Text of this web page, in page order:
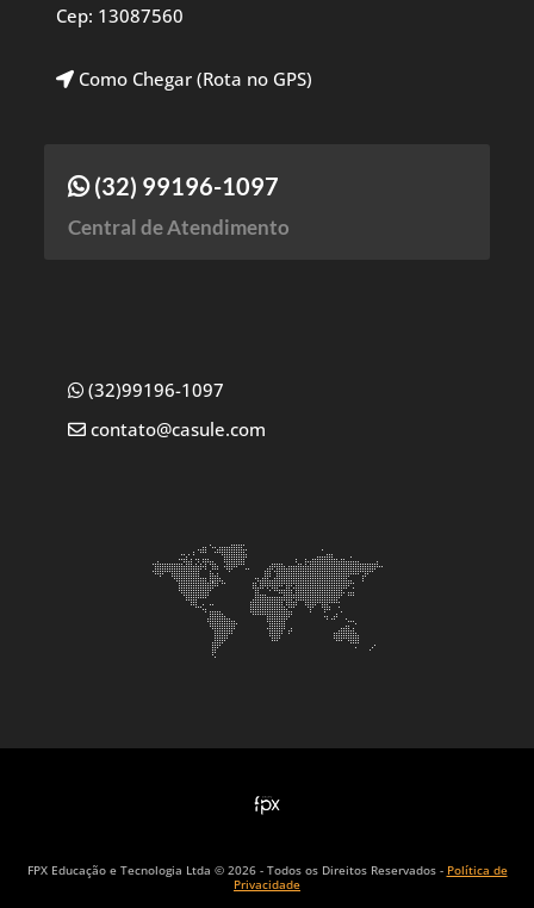
Cep: 13087560
Como Chegar (Rota no GPS)
(32) 99196-1097
Central de Atendimento
(32)99196-1097
contato@casule.com
FPX Educação e Tecnologia Ltda © 2026 - Todos os Direitos Reservados - Política de
Privacidade